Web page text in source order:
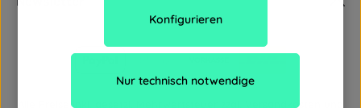
Alle Preise inkl. gesetzl. Mehrwertsteuer zzgl. Versandkosten
Nur technisch notwendige
Konfigurieren